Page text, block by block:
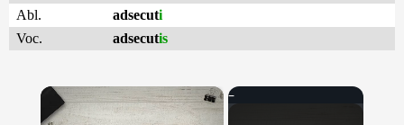
Abl.
adsecuti
Voc.
adsecutis
×